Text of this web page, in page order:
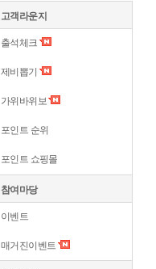
고객라운지
출석체크
제비뽑기
가위바위보
포인트 순위
포인트 쇼핑몰
참여마당
이벤트
매거진이벤트